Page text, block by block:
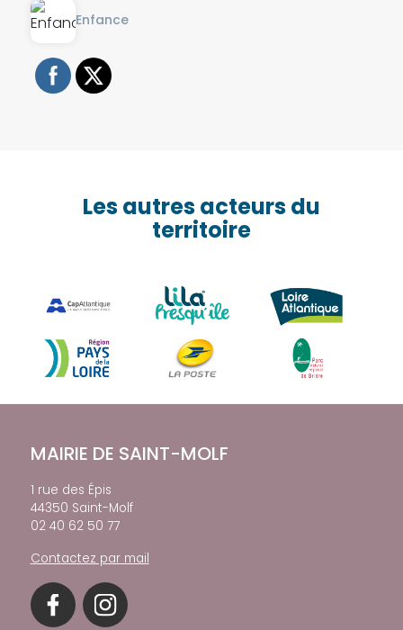
Enfance
Les autres acteurs du
territoire
MAIRIE DE SAINT-MOLF
1 rue des Épis
44350 Saint-Molf
02 40 62 50 77
Contactez par mail